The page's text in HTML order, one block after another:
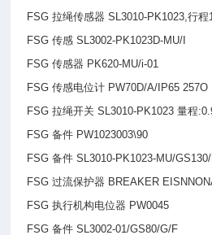
FSG拉绳传感器 SL3010-PK1023,
FSG传感 SL3002-PK1023D-MU/I
FSG传感器 PK620-MU/i-01
FSG传感电位计 PW70D/A/IP65
FSG拉绳开关 SL3010-PK1023
FSG备件 PW1023003\90
FSG备件 SL3010-PK1023-MU/
FSG过流保护器 BREAKER
FSG执行机构电位器 PW0045
FSG备件 SL3002-01/GS80/G/F